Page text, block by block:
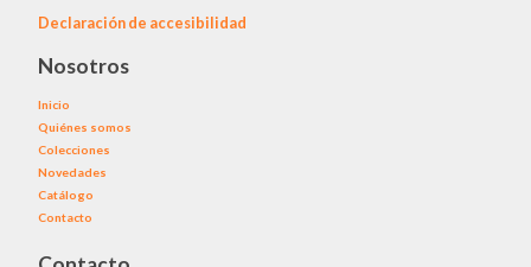
Declaración de accesibilidad
Nosotros
Inicio
Quiénes somos
Colecciones
Novedades
Catálogo
Contacto